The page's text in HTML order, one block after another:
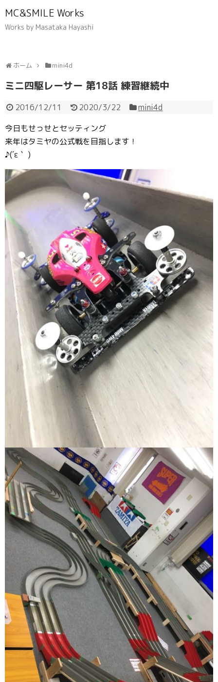
MC&SMILE Works
Works by Masataka Hayashi
ホーム mini4d
ミニ四駆レーサー 第18話 練習継続中
2016/12/11 2020/3/22
mini4d
今日もせっせとセッティング
来年はタミヤの公式戦を目指します！
♪(´ε｀ )